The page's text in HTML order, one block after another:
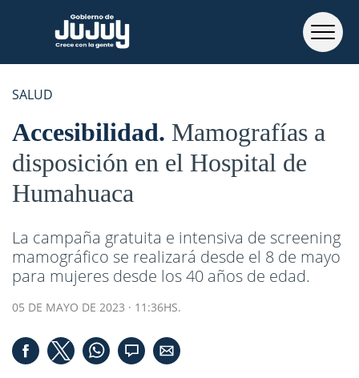
SALUD
Accesibilidad Mamografías a
disposición en el Hospital de
Humahuaca
La campaña gratuita e intensiva de screening
mamográfico se realizará desde el 8 de mayo
para mujeres desde los 40 años de edad.
05 DE MAYO DE 2023 · 11:36HS.